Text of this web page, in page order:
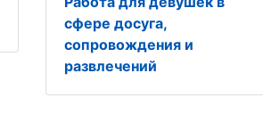
сфере досуга,
сопровождения и
развлечений